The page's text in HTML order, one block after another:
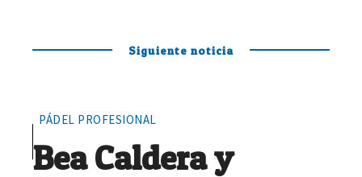
Siguiente noticia
PÁDEL PROFESIONAL
Bea Caldera y